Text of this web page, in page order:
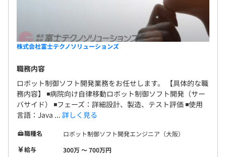
株式会社富士テクノソリューションズ
職務内容
ロボット制御ソフト開発業務をお任せします。 【具体的な職
務内容】 ◾️病院向け自律移動ロボット制御ソフト開発（サー
バサイド） ◾️フェーズ：詳細設計、製造、テスト評価 ◾️使用
言語：Java ... 詳しく見る
職種名
ロボット制御ソフト開発エンジニア（大阪）
給与
300万 〜 700万円